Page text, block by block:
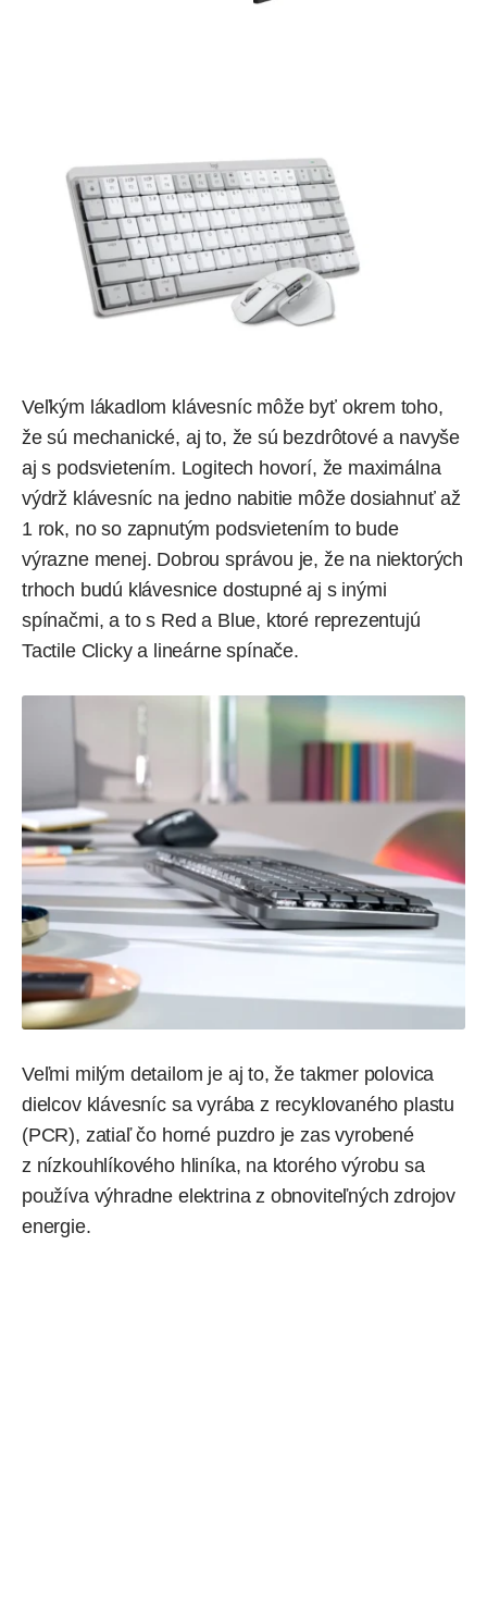
Veľkým lákadlom klávesníc môže byť okrem toho,
že sú mechanické, aj to, že sú bezdrôtové a navyše
aj s podsvietením. Logitech hovorí, že maximálna
výdrž klávesníc na jedno nabitie môže dosiahnuť až
1 rok, no so zapnutým podsvietením to bude
výrazne menej. Dobrou správou je, že na niektorých
trhoch budú klávesnice dostupné aj s inými
spínačmi, a to s Red a Blue, ktoré reprezentujú
Tactile Clicky a lineárne spínače.
Veľmi milým detailom je aj to, že takmer polovica
dielcov klávesníc sa vyrába z recyklovaného plastu
(PCR), zatiaľ čo horné puzdro je zas vyrobené
z nízkouhlíkového hliníka, na ktorého výrobu sa
používa výhradne elektrina z obnoviteľných zdrojov
energie.